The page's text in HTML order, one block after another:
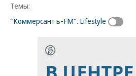
Темы:
"Коммерсантъ-FM". Lifestyle